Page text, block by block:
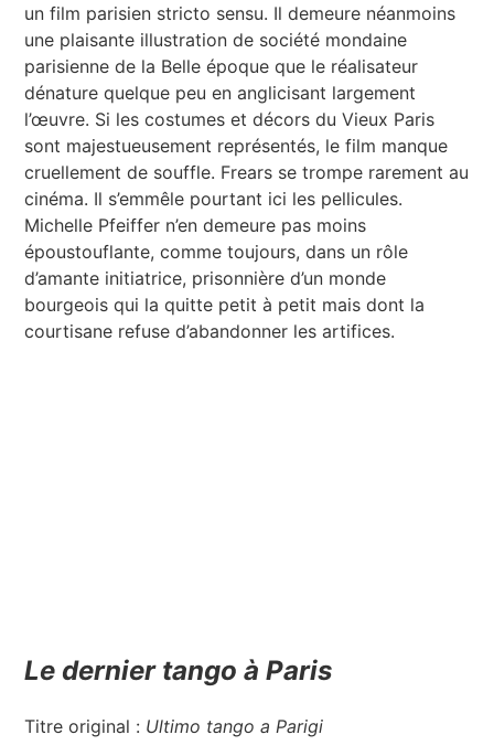
un film parisien stricto sensu. Il demeure néanmoins
une plaisante illustration de société mondaine
parisienne de la Belle époque que le réalisateur
dénature quelque peu en anglicisant largement
l’œuvre. Si les costumes et décors du Vieux Paris
sont majestueusement représentés, le film manque
cruellement de souffle. Frears se trompe rarement au
cinéma. Il s’emmêle pourtant ici les pellicules.
Michelle Pfeiffer n’en demeure pas moins
époustouflante, comme toujours, dans un rôle
d’amante initiatrice, prisonnière d’un monde
bourgeois qui la quitte petit à petit mais dont la
courtisane refuse d’abandonner les artifices.
Le dernier tango à Paris
Titre original : Ultimo tango a Parigi